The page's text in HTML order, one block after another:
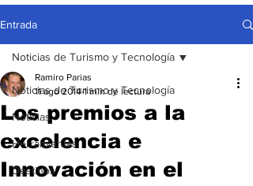
Entrada
Noticias de Turismo y Tecnología
Noticias
Herramientas
Destinos
Noticias de Turismo y Tecnología
Los premios a la
excelencia e
Innovación en el
Ramiro Parias
11 ago 2014 1 min de lectura